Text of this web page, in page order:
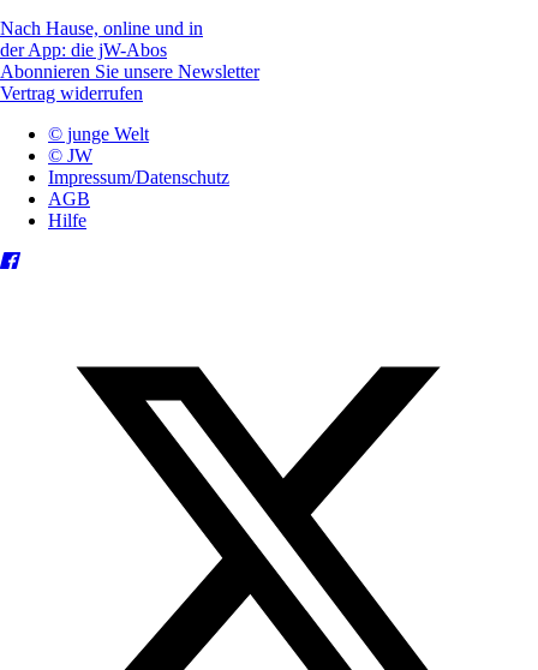
Nach Hause, online und in
der App: die jW-Abos
Abonnieren Sie unsere Newsletter
Vertrag widerrufen
© junge Welt
© JW
Impressum/Datenschutz
AGB
Hilfe